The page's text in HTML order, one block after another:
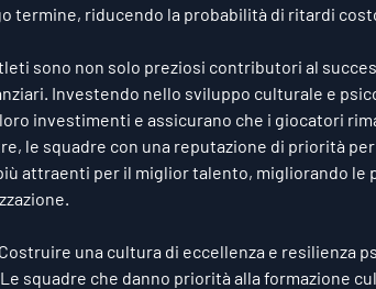
termine, riducendo la probabilità di ritardi
sono non solo preziosi contributori al
Investendo nello sviluppo culturale e
investimenti e assicurano che i giocatori
le squadre con una reputazione di priorità
attraenti per il miglior talento, migliorando le
una cultura di eccellenza e resilienza
squadre che danno priorità alla formazione